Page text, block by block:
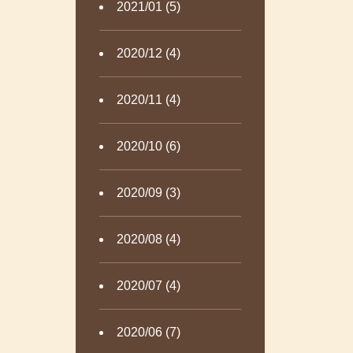
2021/01 (5)
2020/12 (4)
2020/11 (4)
2020/10 (6)
2020/09 (3)
2020/08 (4)
2020/07 (4)
2020/06 (7)